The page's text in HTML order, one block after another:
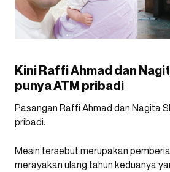
Kini Raffi Ahmad dan
punya ATM pribadi
Pasangan Raffi Ahmad dan Nagita
pribadi.
Mesin tersebut merupakan
merayakan ulang tahun keduanya